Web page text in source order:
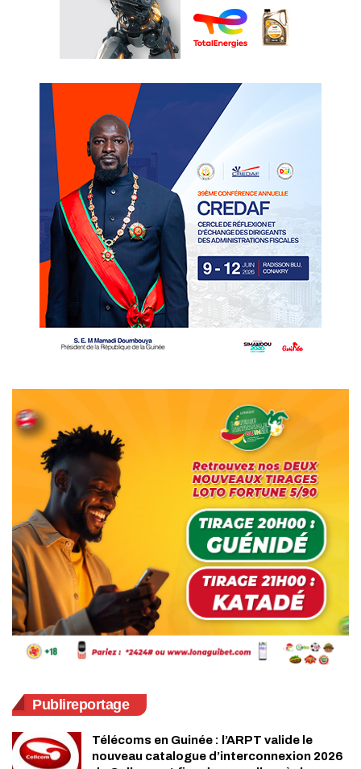
Publireportage
Télécoms en Guinée : l’ARPT valide le
nouveau catalogue d’interconnexion 2026